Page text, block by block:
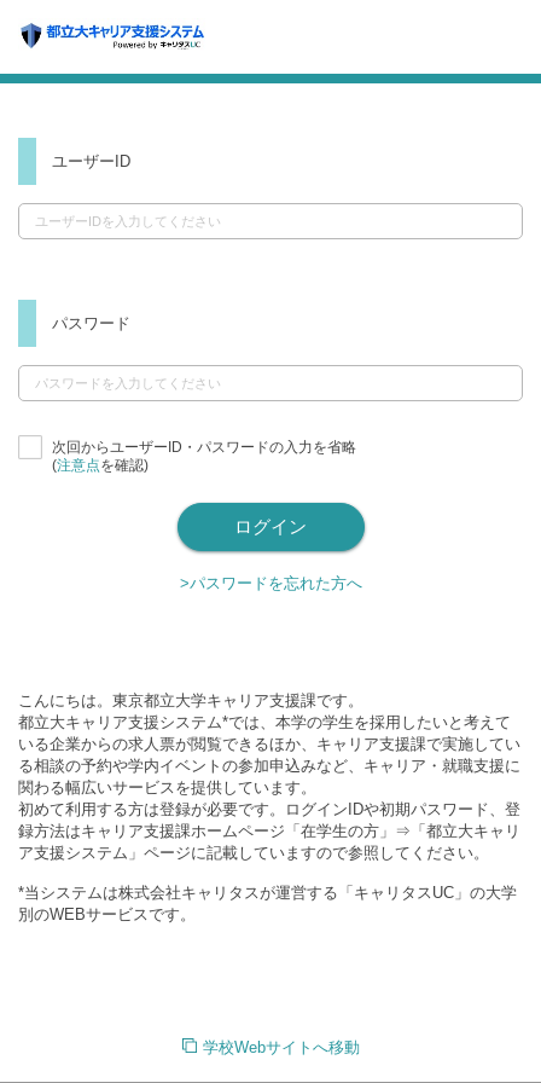
ユーザーID
パスワード
次回からユーザーID・パスワードの入力を省略
(注意点を確認)
>パスワードを忘れた方へ
こんにちは。東京都立大学キャリア支援課です。
都立大キャリア支援システム*では、本学の学生を採用したいと考えて
いる企業からの求人票が閲覧できるほか、キャリア支援課で実施してい
る相談の予約や学内イベントの参加申込みなど、キャリア・就職支援に
関わる幅広いサービスを提供しています。
初めて利用する方は登録が必要です。ログインIDや初期パスワード、登
録方法はキャリア支援課ホームページ「在学生の方」⇒「都立大キャリ
ア支援システム」ページに記載していますので参照してください。
*当システムは株式会社キャリタスが運営する「キャリタスUC」の大学
別のWEBサービスです。
学校Webサイトへ移動